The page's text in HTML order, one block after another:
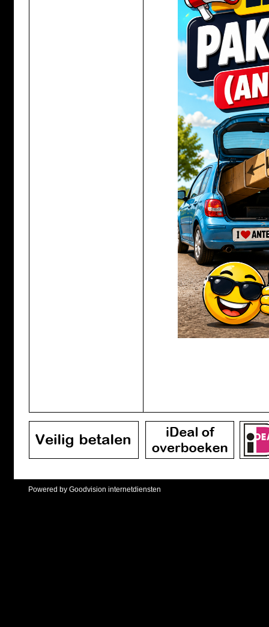
Powered by Goodvision internetdiensten